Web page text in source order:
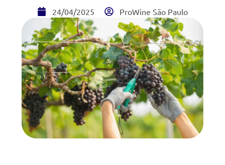
24/04/2025 ProWine São Paulo